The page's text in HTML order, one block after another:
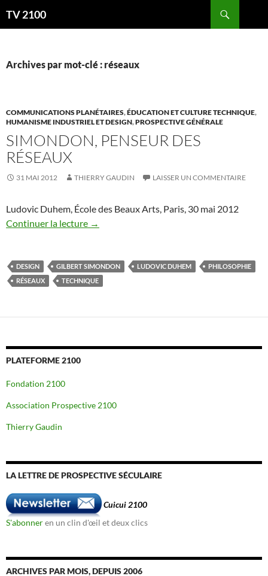
auTV 2100
Archives par mot-clé : réseaux
COMMUNICATIONS PLANÉTAIRES,ÉDUCATION ET CULTURE TECHNIQUE,
HUMANISME INDUSTRIEL ET DESIGN,PROSPECTIVE GÉNÉRALE
SIMONDON, PENSEUR DES
RÉSEAUX
31 MAI 2012 THIERRY GAUDIN LAISSER UN COMMENTAIRE
Ludovic Duhem, École des Beaux Arts, Paris, 30 mai 2012
Continuer la lecture →
DESIGN GILBERT SIMONDON LUDOVIC DUHEM
PHILOSOPHIE
RÉSEAUX
TECHNIQUE
PLATEFORME 2100
Fondation 2100
Association Prospective 2100
Thierry Gaudin
LA LETTRE DE PROSPECTIVE SÉCULAIRE
Cuicui 2100
S'abonneren un clin d'œil et deux clics
ARCHIVES PAR MOIS, DEPUIS 2006